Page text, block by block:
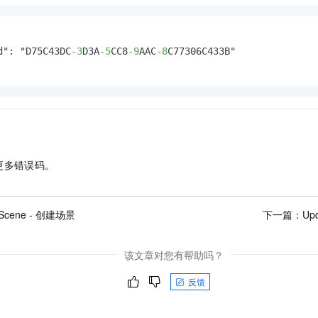
"D75C43DC
-3D3A-5CC8-9AAC-8C77306C433B"
错误码。
- 创建场景 下一篇：
该文章对您有帮助吗？
反馈